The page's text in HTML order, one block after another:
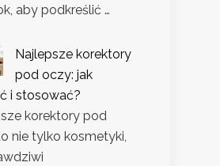
aby podkreślić …
Najlepsze korektory
pod oczy: jak
i stosować?
korektory pod
nie tylko kosmetyki,